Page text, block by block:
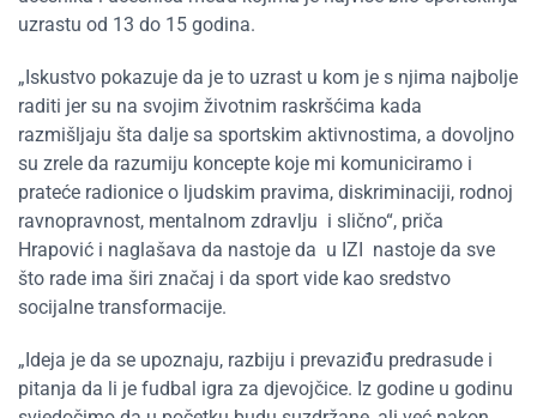
uzrastu od 13 do 15 godina.
„Iskustvo pokazuje da je to uzrast u kom je s njima najbolje
raditi jer su na svojim životnim raskršćima kada
razmišljaju šta dalje sa sportskim aktivnostima, a dovoljno
su zrele da razumiju koncepte koje mi komuniciramo i
prateće radionice o ljudskim pravima, diskriminaciji, rodnoj
ravnopravnost, mentalnom zdravlju i slično“, priča
Hrapović i naglašava da nastoje da u IZI nastoje da sve
što rade ima širi značaj i da sport vide kao sredstvo
socijalne transformacije.
„Ideja je da se upoznaju, razbiju i prevaziđu predrasude i
pitanja da li je fudbal igra za djevojčice. Iz godine u godinu